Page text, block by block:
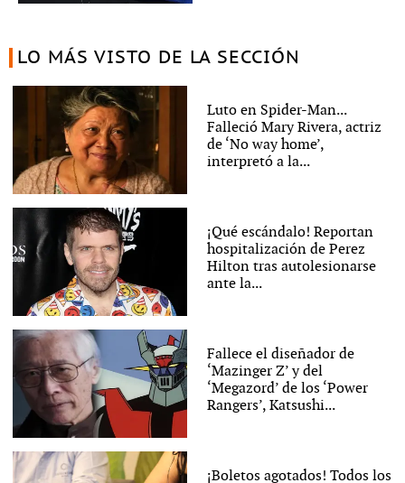
LO MÁS VISTO DE LA SECCIÓN
Luto en Spider-Man...
Falleció Mary Rivera, actriz
de ‘No way home’,
interpretó a la...
¡Qué escándalo! Reportan
hospitalización de Perez
Hilton tras autolesionarse
ante la...
Fallece el diseñador de
‘Mazinger Z’ y del
‘Megazord’ de los ‘Power
Rangers’, Katsushi...
¡Boletos agotados! Todos los